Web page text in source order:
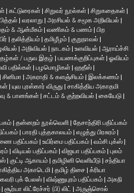
| கட்டுரைகள் | சிறுவர் நூல்கள் | சிறுகதைகள் |
| வரலாறு | அரசியல் & சமூக அறிவியல் |
& ஆன்மீகம் | வணிகம் & பணம் | பிற
| தலித்தியம் | தமிழீழம் | குறுநாவல் |
| அறிவியல் | நாடகம் | உளவியல் | ஆராய்ச்சி
/ பருவ இதழ் | பயணக்குறிப்புகள் | ஓவியம்
பதில்கள் | பழமொழிகள் | ஹதீஸ் |
| சினிமா | அகராதி & களஞ்சியம் | இலக்கணம் |
| யுவ புரஸ்கார் விருது | சாகித்திய அகாதமி
& பானங்கள் | சட்டம் & குற்றவியல் | கையேடு |
| தன்னறம் நூல்வெளி | தேசாந்திரி பதிப்பகம்
| பாரதி புத்தகாலயம் | எழுத்து பிரசுரம் |
பதிப்பகம்| உயிர்மை பதிப்பகம் | வம்சி புக்ஸ் |
| விடியல் பதிப்பகம் | விஜயா பதிப்பகம் | புலம்
| குட்டி ஆகாயம் | தமிழினி வெளியீடு | சந்தியா
அகாடெமி | தமிழ் திசை | க்ரியா
புக் பேலஸ் | விஷ்ணுபுரம் பதிப்பகம் | அகநி
| சூர்யா லிட்ரேச்சர் (பி) லிட் | அருஞ்சொல்